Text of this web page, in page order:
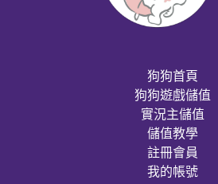
狗狗首頁
狗狗遊戲儲值
實況主儲值
儲值教學
註冊會員
我的帳號